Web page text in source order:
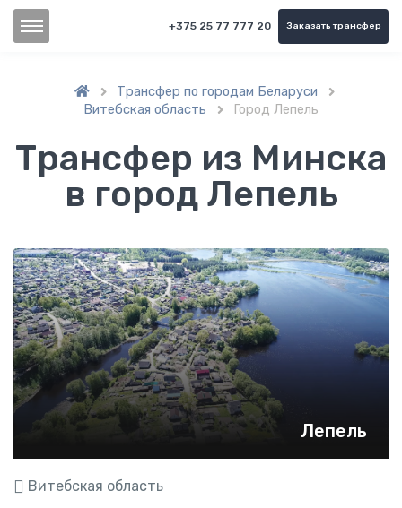
+375 25 77 777 20 Заказать трансфер
 Трансфер по городам Беларуси 
Витебская область  Город Лепель
Трансфер из Минска
в город Лепель
Лепель
Витебская область